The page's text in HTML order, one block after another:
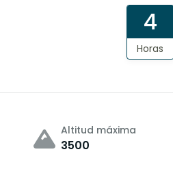
4
Horas
Altitud máxima
3500